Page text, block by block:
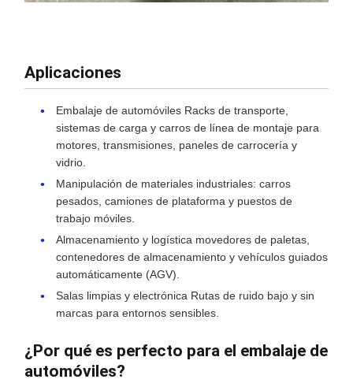
Aplicaciones
Embalaje de automóviles Racks de transporte,
sistemas de carga y carros de línea de montaje para
motores, transmisiones, paneles de carrocería y
vidrio.
Manipulación de materiales industriales: carros
pesados, camiones de plataforma y puestos de
trabajo móviles.
Almacenamiento y logística movedores de paletas,
contenedores de almacenamiento y vehículos guiados
automáticamente (AGV).
Salas limpias y electrónica Rutas de ruido bajo y sin
marcas para entornos sensibles.
¿Por qué es perfecto para el embalaje de
automóviles?